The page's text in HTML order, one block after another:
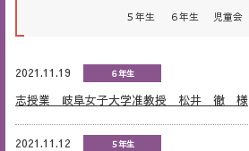
５年生
６年生 児童会
2021.11.19 ６年生
志授業 岐阜女子大学准教授 松井 徹 様
2021.11.12 ５年生